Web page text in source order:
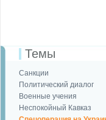
Темы
Санкции
Политический диалог
Военные учения
Неспокойный Кавказ